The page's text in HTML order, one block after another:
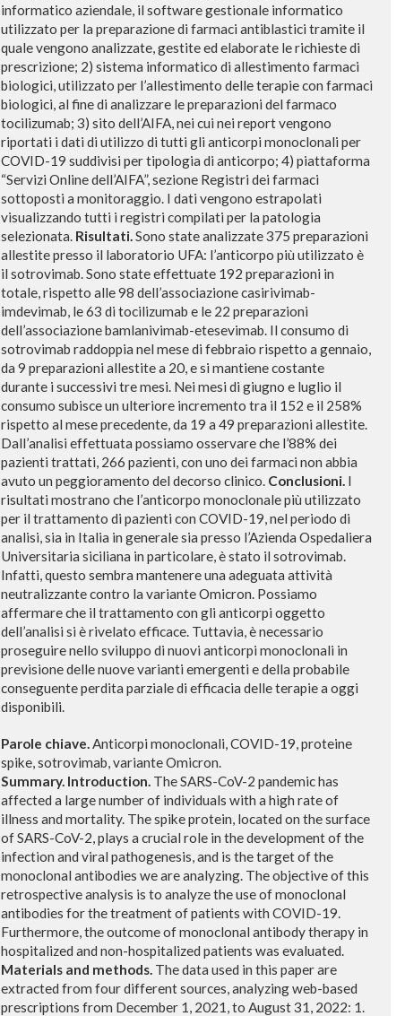
informatico aziendale, il software gestionale informatico
utilizzato per la preparazione di farmaci antiblastici tramite il
quale vengono analizzate, gestite ed elaborate le richieste di
prescrizione; 2) sistema informatico di allestimento farmaci
biologici, utilizzato per l’allestimento delle terapie con farmaci
biologici, al fine di analizzare le preparazioni del farmaco
tocilizumab; 3) sito dell’AIFA, nei cui nei report vengono
riportati i dati di utilizzo di tutti gli anticorpi monoclonali per
COVID-19 suddivisi per tipologia di anticorpo; 4) piattaforma
“Servizi Online dell’AIFA”, sezione Registri dei farmaci
sottoposti a monitoraggio. I dati vengono estrapolati
visualizzando tutti i registri compilati per la patologia
selezionata. Risultati.Sono state analizzate 375 preparazioni
allestite presso il laboratorio UFA: l’anticorpo più utilizzato è
il sotrovimab. Sono state effettuate 192 preparazioni in
totale, rispetto alle 98 dell’associazione casirivimab-
imdevimab, le 63 di tocilizumab e le 22 preparazioni
dell’associazione bamlanivimab-etesevimab. Il consumo di
sotrovimab raddoppia nel mese di febbraio rispetto a gennaio,
da 9 preparazioni allestite a 20, e si mantiene costante
durante i successivi tre mesi. Nei mesi di giugno e luglio il
consumo subisce un ulteriore incremento tra il 152 e il 258%
rispetto al mese precedente, da 19 a 49 preparazioni allestite.
Dall’analisi effettuata possiamo osservare che l’88% dei
pazienti trattati, 266 pazienti, con uno dei farmaci non abbia
avuto un peggioramento del decorso clinico. Conclusioni. I
risultati mostrano che l’anticorpo monoclonale più utilizzato
per il trattamento di pazienti con COVID-19, nel periodo di
analisi, sia in Italia in generale sia presso l’Azienda Ospedaliera
Universitaria siciliana in particolare, è stato il sotrovimab.
Infatti, questo sembra mantenere una adeguata attività
neutralizzante contro la variante Omicron. Possiamo
affermare che il trattamento con gli anticorpi oggetto
dell’analisi si è rivelato efficace. Tuttavia, è necessario
proseguire nello sviluppo di nuovi anticorpi monoclonali in
previsione delle nuove varianti emergenti e della probabile
conseguente perdita parziale di efficacia delle terapie a oggi
disponibili.
Parole chiave.Anticorpi monoclonali, COVID-19, proteine
spike, sotrovimab, variante Omicron.
Summary. Introduction. The SARS-CoV-2 pandemic has
affected a large number of individuals with a high rate of
illness and mortality. The spike protein, located on the surface
of SARS-CoV-2, plays a crucial role in the development of the
infection and viral pathogenesis, and is the target of the
monoclonal antibodies we are analyzing. The objective of this
retrospective analysis is to analyze the use of monoclonal
antibodies for the treatment of patients with COVID-19.
Furthermore, the outcome of monoclonal antibody therapy in
hospitalized and non-hospitalized patients was evaluated.
Materials and methods. The data used in this paper are
extracted from four different sources, analyzing web-based
prescriptions from December 1, 2021, to August 31, 2022: 1.